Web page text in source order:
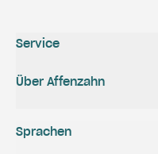
Service
Über Affenzahn
Sprachen